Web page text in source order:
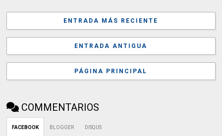
ENTRADA MÁS RECIENTE
ENTRADA ANTIGUA
PÁGINA PRINCIPAL
COMMENTARIOS
FACEBOOK BLOGGER DISQUS